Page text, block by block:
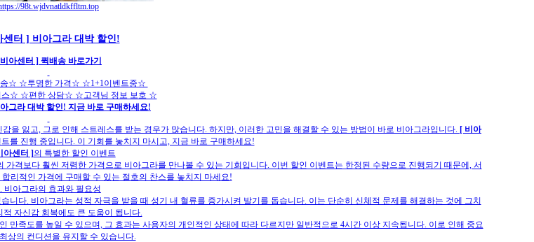
98t.wjdvnatldkffltm.top
센터 ] 비아그라 대박 할인!
아센터 ] 퀵배송 바로가기
☆ ☆투명한 가격☆ ☆1+1이벤트중☆
스☆ ☆편한 상담☆ ☆고객님 정보 보호 ☆
그라 대박 할인! 지금 바로 구매하세요!
잃고, 그로 인해 스트레스를 받는 경우가 많습니다. 하지만, 이러한 고민을 해결할 수 있는 방법이 바로 비아그라입니다. [ 비아
를 진행 중입니다. 이 기회를 놓치지 마시고, 지금 바로 구매하세요!
아센터 ]의 특별한 할인 이벤트
격보다 훨씬 저렴한 가격으로 비아그라를 만나볼 수 있는 기회입니다. 이번 할인 이벤트는 한정된 수량으로 진행되기 때문에, 서
리적인 가격에 구매할 수 있는 절호의 찬스를 놓치지 마세요!
비아그라의 효과와 필요성
다. 비아그라는 성적 자극을 받을 때 성기 내 혈류를 증가시켜 발기를 돕습니다. 이는 단순히 신체적 문제를 해결하는 것에 그치
적 자신감 회복에도 큰 도움이 됩니다.
족도를 높일 수 있으며, 그 효과는 사용자의 개인적인 상태에 따라 다르지만 일반적으로 4시간 이상 지속됩니다. 이로 인해 중요
상의 컨디션을 유지할 수 있습니다.